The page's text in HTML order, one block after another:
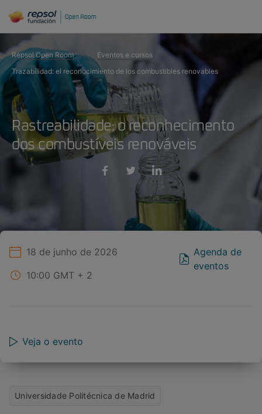
Repsol Open Room
Eventos e cursos
Trazabilidad: el reconocimiento de los combustibles renovables
Rastreabilidade: o reconhecimento
dos combustíveis renováveis
18 de junho de 2026
10:00 GMT + 2
Agenda de
eventos
Veja o evento
Universidade Politécnica de Madrid